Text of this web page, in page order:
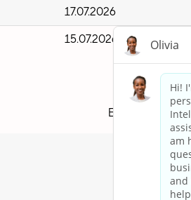
17.07.2026
15.07.2026
Ergebnisse 1 – 14